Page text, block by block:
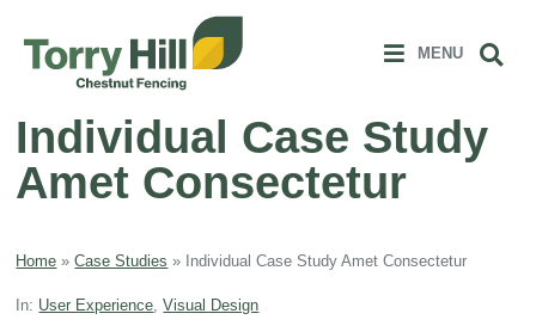
MENU
Individual Case Study
Amet Consectetur
Home » Case Studies » Individual Case Study Amet Consectetur
In: User Experience ,Visual Design